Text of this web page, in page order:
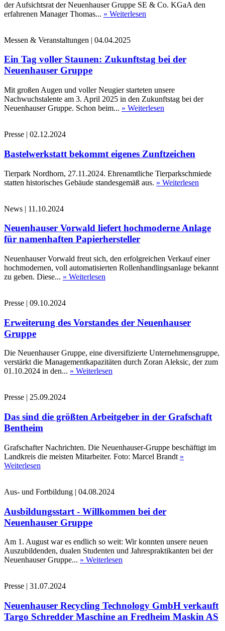
der Aufsichtsrat der Neuenhauser Gruppe SE & Co. KGaA den
erfahrenen Manager Thomas... » Weiterlesen
Messen & Veranstaltungen | 04.04.2025
Ein Tag voller Staunen: Zukunftstag bei der
Neuenhauser Gruppe
Mit großen Augen und voller Neugier starteten unsere
Nachwuchstalente am 3. April 2025 in den Zukunftstag bei der
Neuenhauser Gruppe. Schon beim... » Weiterlesen
Presse | 02.12.2024
Bastelwerkstatt bekommt eigenes Zunftzeichen
Tierpark Nordhorn, 27.11.2024. Ehrenamtliche Tierparkschmiede
statten historisches Gebäude standesgemäß aus. » Weiterlesen
News | 11.10.2024
Neuenhauser Vorwald liefert hochmoderne Anlage
für namenhaften Papierhersteller
Neuenhauser Vorwald freut sich, den erfolgreichen Verkauf einer
hochmodernen, voll automatisierten Rollenhandlingsanlage bekannt
zu geben. Diese... » Weiterlesen
Presse | 09.10.2024
Erweiterung des Vorstandes der Neuenhauser
Gruppe
Die Neuenhauser Gruppe, eine diversifizierte Unternehmensgruppe,
verstärkt die Managementkapazitäten durch Zoran Aleksic, der zum
01.10.2024 in den... » Weiterlesen
Presse | 25.09.2024
Das sind die größten Arbeitgeber in der Grafschaft
Bentheim
Grafschafter Nachrichten. Die Neuenhauser-Gruppe beschäftigt im
Landkreis die meisten Mitarbeiter. Foto: Marcel Brandt »
Weiterlesen
Aus- und Fortbildung | 04.08.2024
Ausbildungsstart - Willkommen bei der
Neuenhauser Gruppe
Am 1. August war es endlich so weit: Wir konnten unsere neuen
Auszubildenden, dualen Studenten und Jahrespraktikanten bei der
Neuenhauser Gruppe... » Weiterlesen
Presse | 31.07.2024
Neuenhauser Recycling Technology GmbH verkauft
Targo Schredder Maschine an Fredheim Maskin AS